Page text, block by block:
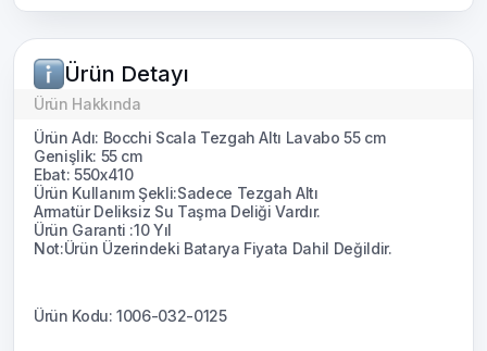
Ürün Detayı
Ürün Hakkında
Ürün Adı: Bocchi Scala Tezgah Altı Lavabo 55 cm
Genişlik: 55 cm
Ebat: 550x410
Ürün Kullanım Şekli:Sadece Tezgah Altı
Armatür Deliksiz Su Taşma Deliği Vardır.
Ürün Garanti :10 Yıl
Not:Ürün Üzerindeki Batarya Fiyata Dahil Değildir.
Ürün Kodu: 1006-032-0125